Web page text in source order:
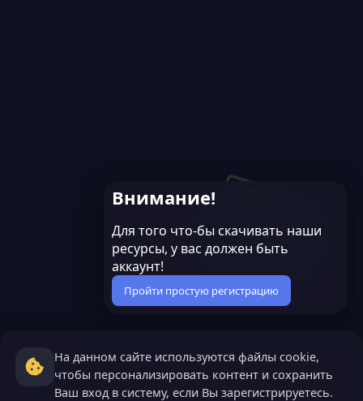
Внимание!
Для того что-бы скачивать наши
ресурсы, у вас должен быть
аккаунт!
Пройти простую регистрацию
На данном сайте используются файлы cookie,
чтобы персонализировать контент и сохранить
Ваш вход в систему, если Вы зарегистрируетесь.